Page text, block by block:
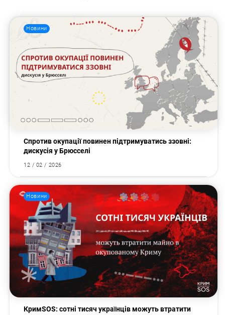
Новини
Спротив окупації повинен підтримуватись ззовні:
дискусія у Брюсселі
12 / 02 / 2026
Новини
КримSOS: сотні тисяч українців можуть втратити